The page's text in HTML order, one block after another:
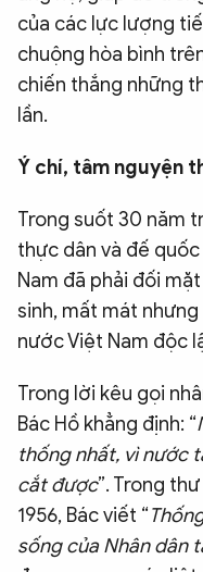
của các lực lượng
chuộng hòa bình
chiến thắng những
lần.
Ý chí, tâm nguyện
Trong suốt 30 năm
thực dân và đế quốc
Nam đã phải đối
sinh, mất mát
nước Việt Nam độc
Trong lời kêu gọi
Bác Hồ khẳng định: “
thống nhất, vì nước
cắt được”. Trong
1956, Bác viết “
sống của Nhân dân